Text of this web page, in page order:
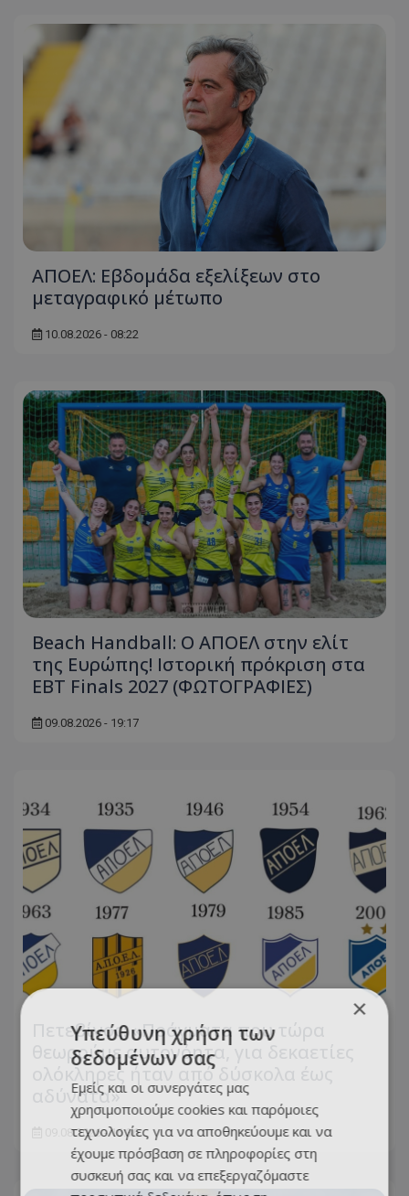
ΑΠΟΕΛ: Εβδομάδα εξελίξεων στο
μεταγραφικό μέτωπο
10.08.2026 - 08:22
Beach Handball: Ο ΑΠΟΕΛ στην ελίτ
της Ευρώπης! Ιστορική πρόκριση στα
EBT Finals 2027 (ΦΩΤΟΓΡΑΦΙΕΣ)
09.08.2026 - 19:17
Πετεβίνος: «Πράγματα που τώρα
θεωρούμε αυτονόητα, για δεκαετίες
ολόκληρες ήταν από δύσκολα έως
αδύνατα»
09.08.2026 - 16:36
×
Υπεύθυνη χρήση των
δεδομένων σας
Εμείς και οι συνεργάτες μας
χρησιμοποιούμε cookies και παρόμοιες
τεχνολογίες για να αποθηκεύουμε και να
έχουμε πρόσβαση σε πληροφορίες στη
συσκευή σας και να επεξεργαζόμαστε